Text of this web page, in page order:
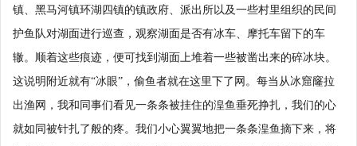
镇、黑马河镇环湖四镇的镇政府、派出所以及一些村里组织的民间
护鱼队对湖面进行巡查，观察湖面是否有冰车、摩托车留下的车
辙。顺着这些痕迹，便可找到湖面上堆着一些被凿出来的碎冰块。
这说明附近就有“冰眼”，偷鱼者就在这里下了网。每当从冰窟窿拉
出渔网，我和同事们看见一条条被挂住的湟鱼垂死挣扎，我们的心
就如同被针扎了般的疼。我们小心翼翼地把一条条湟鱼摘下来，将